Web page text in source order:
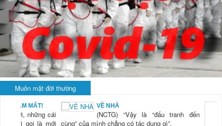
Muôn mặt đời thường
NAM MẤT!
“Xời, những cái
mới gọi là mới
VỀ NHÀ
(NCTG) “Vậy là “đấu tranh đến
cùng” của mình chẳng có tác dụng gì”.